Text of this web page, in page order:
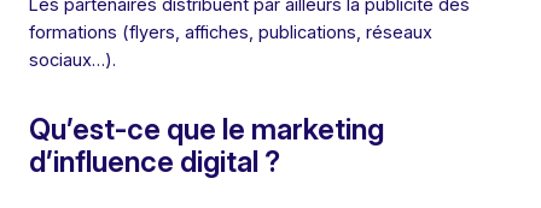
Les partenaires distribuent par ailleurs la publicité des
formations (flyers, affiches, publications, réseaux
sociaux…).
Qu’est-ce que le marketing
d’influence digital ?